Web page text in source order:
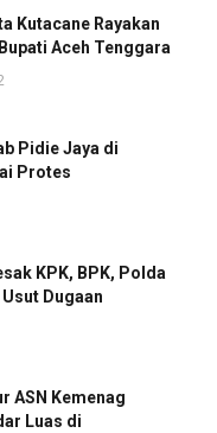
Kutacane Rayakan
Aceh Tenggara
Pidie Jaya di
Protes
KPK, BPK, Polda
Dugaan
ASN Kemenag
Luas di